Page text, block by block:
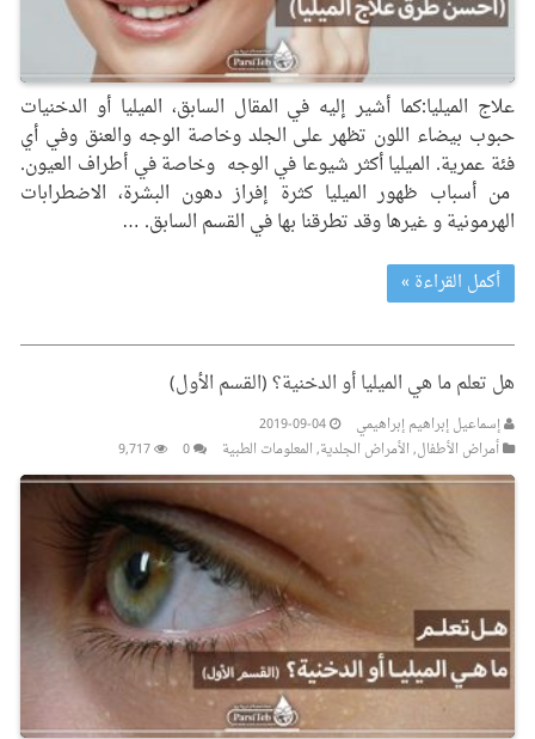
علاج الميليا:كما أشير إليه في المقال السابق، الميليا أو الدخنيات
حبوب بيضاء اللون تظهر على الجلد وخاصة الوجه والعنق وفي أي
فئة عمرية. الميليا أكثر شيوعا في الوجه وخاصة في أطراف العيون.
من أسباب ظهور الميليا كثرة إفراز دهون البشرة، الاضطرابات
الهرمونية و غيرها وقد تطرقنا بها في القسم السابق. …
أكمل القراءة »
هل تعلم ما هي الميليا أو الدخنية؟ (القسم الأول)
إسماعيل إبراهيم إبراهيمي
2019-09-04
أمراض الأطفال,الأمراض الجلدیة,المعلومات الطبیة 0
9,717